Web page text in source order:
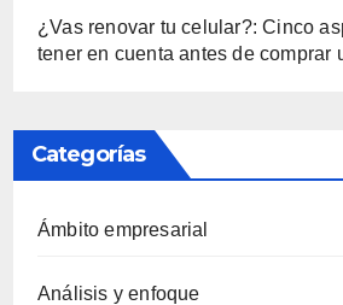
¿Vas renovar tu celular?: Cinco
tener en cuenta antes de comprar
Categorías
Ámbito empresarial
Análisis y enfoque